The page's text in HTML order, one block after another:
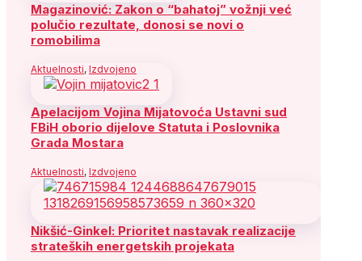
Magazinović: Zakon o “bahatoj” vožnji već
polučio rezultate, donosi se novi o
romobilima
Aktuelnosti, Izdvojeno
Apelacijom Vojina Mijatovoća Ustavni sud
FBiH oborio dijelove Statuta i Poslovnika
Grada Mostara
Aktuelnosti, Izdvojeno
Nikšić-Ginkel: Prioritet nastavak realizacije
strateških energetskih projekata